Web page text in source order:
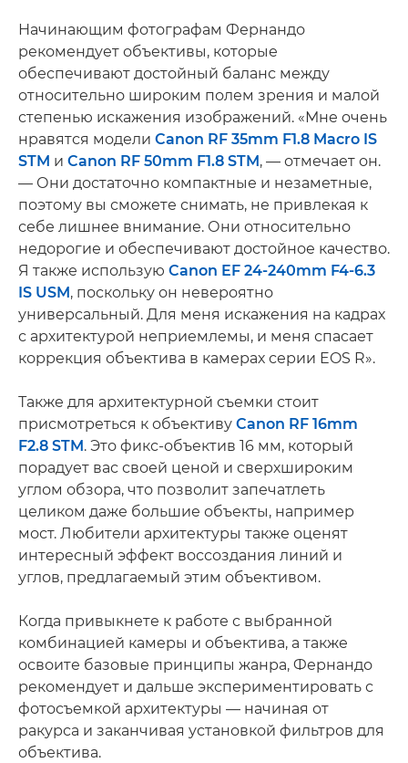
Начинающим фотографам Фернандо
рекомендует объективы, которые
обеспечивают достойный баланс между
относительно широким полем зрения и малой
степенью искажения изображений. «Мне очень
нравятся модели Canon RF 35mm F1.8 Macro IS
STM и Canon RF 50mm F1.8 STM, — отмечает он.
— Они достаточно компактные и незаметные,
поэтому вы сможете снимать, не привлекая к
себе лишнее внимание. Они относительно
недорогие и обеспечивают достойное качество.
Я также использую Canon EF 24-240mm F4-6.3
IS USM, поскольку он невероятно
универсальный. Для меня искажения на кадрах
с архитектурой неприемлемы, и меня спасает
коррекция объектива в камерах серии EOS R».
Также для архитектурной съемки стоит
присмотреться к объективу Canon RF 16mm
F2.8 STM. Это фикс-объектив 16 мм, который
порадует вас своей ценой и сверхшироким
углом обзора, что позволит запечатлеть
целиком даже большие объекты, например
мост. Любители архитектуры также оценят
интересный эффект воссоздания линий и
углов, предлагаемый этим объективом.
Когда привыкнете к работе с выбранной
комбинацией камеры и объектива, а также
освоите базовые принципы жанра, Фернандо
рекомендует и дальше экспериментировать с
фотосъемкой архитектуры — начиная от
ракурса и заканчивая установкой фильтров для
объектива.